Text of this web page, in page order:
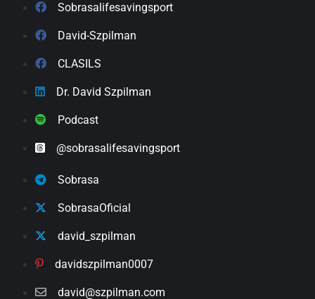
Sobrasalifesavingsport
David-Szpilman
CLASILS
Dr. David Szpilman
Podcast
@sobrasalifesavingsport
Sobrasa
SobrasaOficial
david_szpilman
davidszpilman0007
david@szpilman.com